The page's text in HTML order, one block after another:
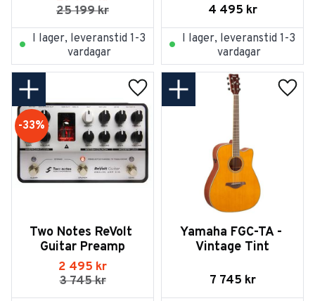
25 199kr
I lager, leveranstid 1-3
vardagar
4 495 kr
I lager, leveranstid 1-3
vardagar
Two Notes ReVolt
Guitar Preamp
2 495 kr
3 745kr
33%
Lägg till i favoriter
Yamaha FGC-TA -
Vintage Tint
7 745 kr